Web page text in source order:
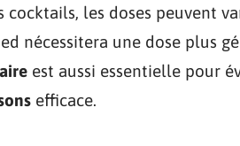
cocktails, les doses peuvent
nécessitera une dose plus
est aussi essentielle pour
efficace.